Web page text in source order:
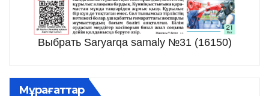
Выбрать Saryarqa samaly №31 (16150)
Мұрағаттар